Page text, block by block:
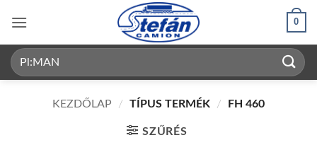
content
0
Keresés
a
KEZDŐLAP / TÍPUS TERMÉK / FH 460
SZŰRÉS